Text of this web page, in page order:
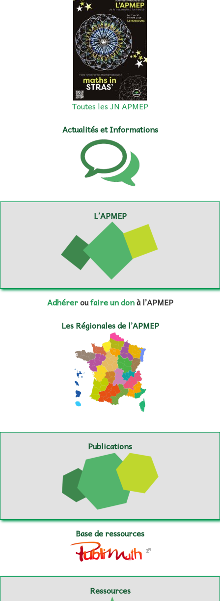
Toutes les JN APMEP
Actualités et Informations
L’APMEP
Adhéreroufaire un donà l’APMEP
Les Régionales de l’APMEP
Publications
Base de ressources
Ressources